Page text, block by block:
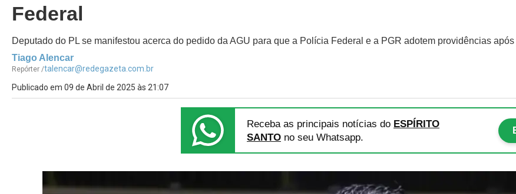
Federal
Deputado do PL se manifestou acerca do pedido da AGU para que a Polícia Federal e a PGR adotem providências
Tiago Alencar
Repórter /talencar@redegazeta.com.br
Publicado em 09 de Abril de 2025 às 21:07
Receba as principais notícias do ESPÍRITO
SANTO no seu Whatsapp.